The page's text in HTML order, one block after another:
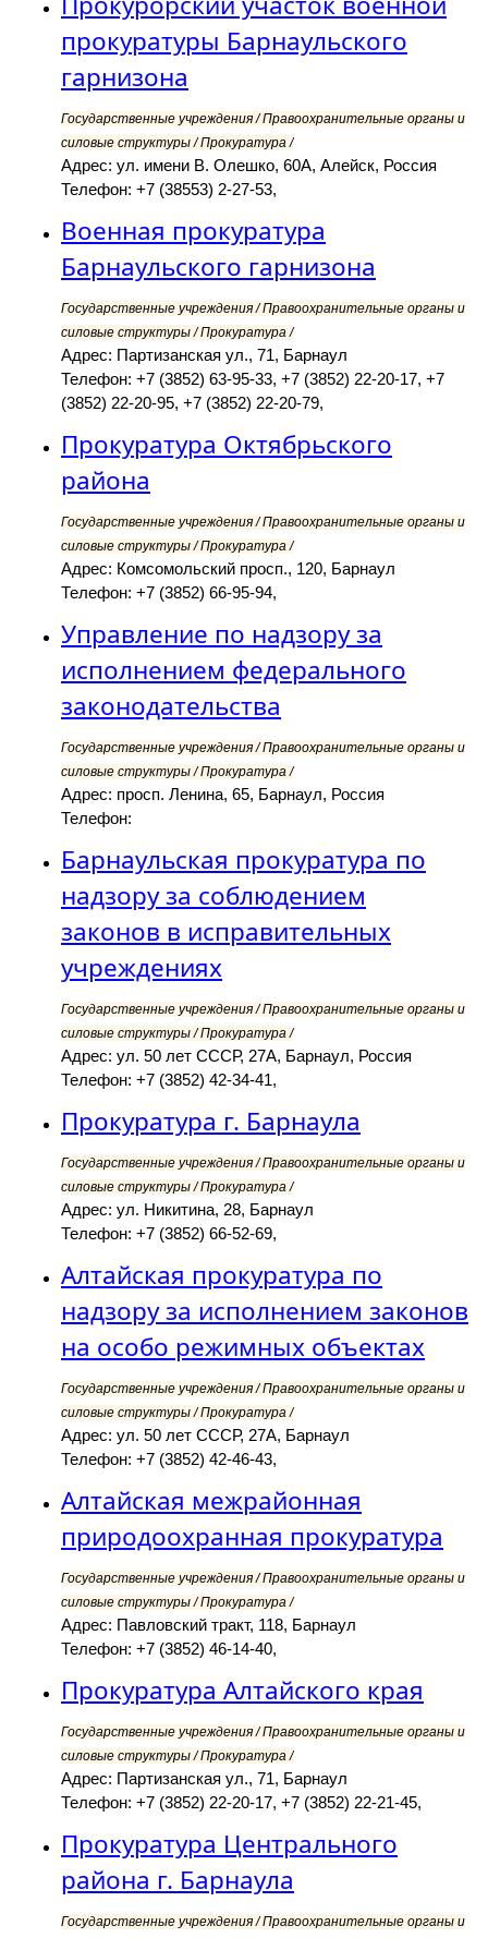
прокуратуры Барнаульского
гарнизона
Государственные учреждения / Правоохранительные органы и
силовые структуры / Прокуратура /
Адрес: ул. имени В. Олешко, 60А, Алейск, Россия
Телефон: +7 (38553) 2-27-53,
Военная прокуратура
Барнаульского гарнизона
Государственные учреждения / Правоохранительные органы и
силовые структуры / Прокуратура /
Адрес: Партизанская ул., 71, Барнаул
Телефон: +7 (3852) 63-95-33, +7 (3852) 22-20-17, +7
(3852) 22-20-95, +7 (3852) 22-20-79,
Прокуратура Октябрьского
района
Государственные учреждения / Правоохранительные органы и
силовые структуры / Прокуратура /
Адрес: Комсомольский просп., 120, Барнаул
Телефон: +7 (3852) 66-95-94,
Управление по надзору за
исполнением федерального
законодательства
Государственные учреждения / Правоохранительные органы и
силовые структуры / Прокуратура /
Адрес: просп. Ленина, 65, Барнаул, Россия
Телефон:
Барнаульская прокуратура по
надзору за соблюдением
законов в исправительных
учреждениях
Государственные учреждения / Правоохранительные органы и
силовые структуры / Прокуратура /
Адрес: ул. 50 лет СССР, 27А, Барнаул, Россия
Телефон: +7 (3852) 42-34-41,
Прокуратура г. Барнаула
Государственные учреждения / Правоохранительные органы и
силовые структуры / Прокуратура /
Адрес: ул. Никитина, 28, Барнаул
Телефон: +7 (3852) 66-52-69,
Алтайская прокуратура по
надзору за исполнением законов
на особо режимных объектах
Государственные учреждения / Правоохранительные органы и
силовые структуры / Прокуратура /
Адрес: ул. 50 лет СССР, 27А, Барнаул
Телефон: +7 (3852) 42-46-43,
Алтайская межрайонная
природоохранная прокуратура
Государственные учреждения / Правоохранительные органы и
силовые структуры / Прокуратура /
Адрес: Павловский тракт, 118, Барнаул
Телефон: +7 (3852) 46-14-40,
Прокуратура Алтайского края
Государственные учреждения / Правоохранительные органы и
силовые структуры / Прокуратура /
Адрес: Партизанская ул., 71, Барнаул
Телефон: +7 (3852) 22-20-17, +7 (3852) 22-21-45,
Прокуратура Центрального
района г. Барнаула
Государственные учреждения / Правоохранительные органы и